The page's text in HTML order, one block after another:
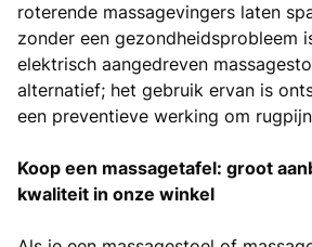
roterende massagevingers laten
zonder een gezondheidsprobleem
elektrisch aangedreven
alternatief; het gebruik ervan is
een preventieve werking om
Koop een massagetafel: groot
kwaliteit in onze winkel